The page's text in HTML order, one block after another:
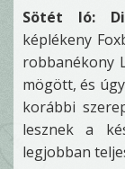
Sötét ló:
képlékeny
robbanékony
mögött, és
korábbi
lesznek a
legjobban